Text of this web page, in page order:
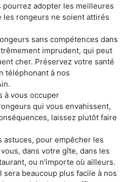
adopter les meilleures
les rongeurs ne soient attirés
sans compétences dans
imprudent, qui peut
cher. Préservez votre santé
téléphonant à nos
à vous occuper
qui vous envahissent,
laissez plutôt faire
astuces, pour empêcher les
dans votre gîte, dans les
ou n'importe où ailleurs.
beaucoup plus facile à nos